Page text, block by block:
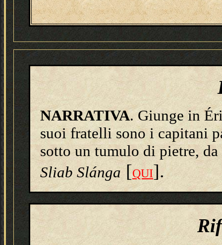
NARRATIVA. Giunge in
suoi fratelli sono i capitani
sotto un tumulo di pietre,
Sliab Slánga[QUI].